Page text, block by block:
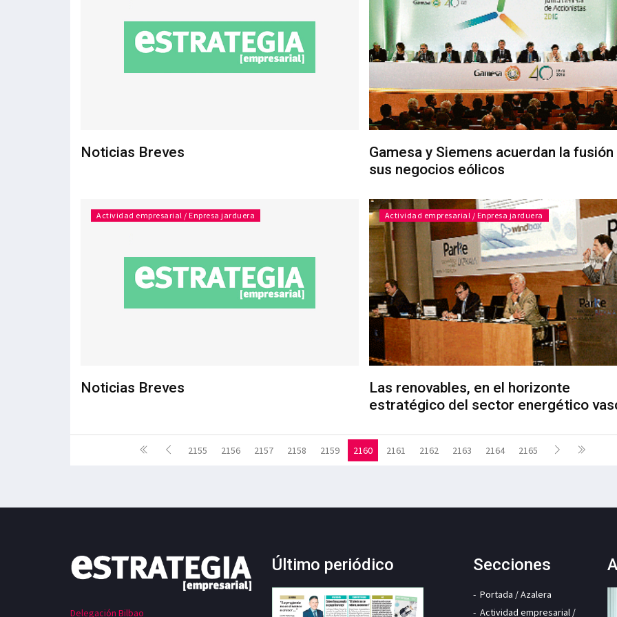
Noticias Breves
Gamesa y Siemens acuerdan la fusión
sus negocios eólicos
Actividad empresarial / Enpresa jarduera
Noticias Breves
Actividad empresarial / Enpresa jarduera
Las renovables, en el horizonte
estratégico del sector energético
2155 2156 2157 2158 2159 2160 2161 2162 2163 2164 2165
Delegación Bilbao
Último periódico Secciones
Portada / Azalera
Actividad empresarial /